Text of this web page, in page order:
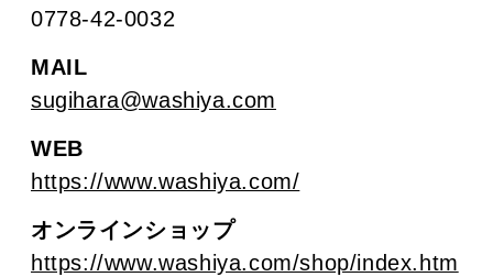
0778-42-0032
MAIL
sugihara@washiya.com
WEB
https://www.washiya.com/
オンラインショップ
https://www.washiya.com/shop/index.htm